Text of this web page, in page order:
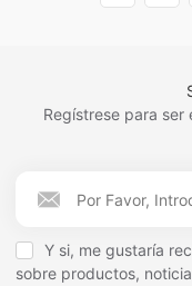
Regístrese para ser
Y si, me gustaría
sobre productos,